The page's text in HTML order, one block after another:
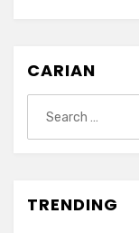
CARIAN
for:
TRENDING